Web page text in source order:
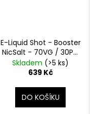
E-Liquid Shot - Booster
NicSalt - 70VG / 30PG
- 20mg - 5x10ml
Skladem (>5 ks)
639 Kč
DO KOŠÍKU